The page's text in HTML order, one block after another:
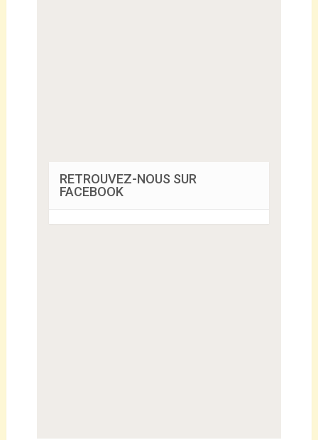
RETROUVEZ-NOUS SUR
FACEBOOK